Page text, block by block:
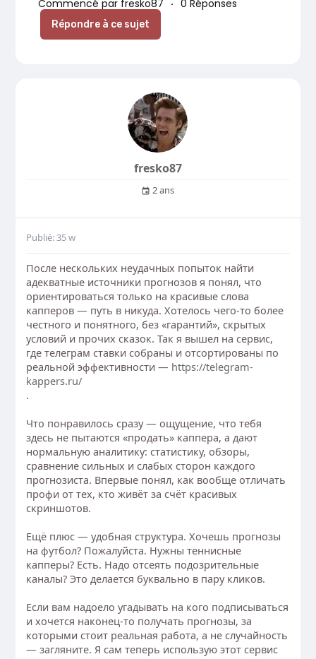
Commencé par fresko87 · 0 Réponses
Répondre à ce sujet
fresko87
2 ans
Publié: 35 w
После нескольких неудачных попыток найти
адекватные источники прогнозов я понял, что
ориентироваться только на красивые слова
капперов — путь в никуда. Хотелось чего-то более
честного и понятного, без «гарантий», скрытых
условий и прочих сказок. Так я вышел на сервис,
где телеграм ставки собраны и отсортированы по
реальной эффективности — https://telegram-
kappers.ru/
.
Что понравилось сразу — ощущение, что тебя
здесь не пытаются «продать» каппера, а дают
нормальную аналитику: статистику, обзоры,
сравнение сильных и слабых сторон каждого
прогнозиста. Впервые понял, как вообще отличать
профи от тех, кто живёт за счёт красивых
скриншотов.
Ещё плюс — удобная структура. Хочешь прогнозы
на футбол? Пожалуйста. Нужны теннисные
капперы? Есть. Надо отсеять подозрительные
каналы? Это делается буквально в пару кликов.
Если вам надоело угадывать на кого подписываться
и хочется наконец-то получать прогнозы, за
которыми стоит реальная работа, а не случайность
— загляните. Я сам теперь использую этот сервис